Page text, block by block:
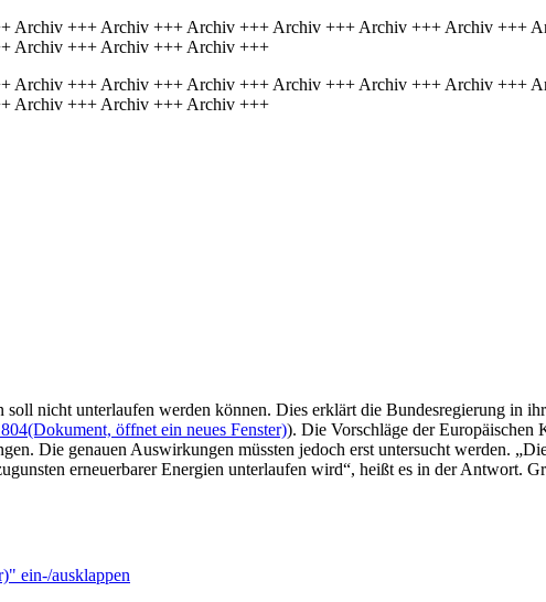
Archiv +++ Archiv +++ Archiv +++ Archiv +++ Archiv +++ Archiv +++
Archiv +++ Archiv +++ Archiv +++
Archiv +++ Archiv +++ Archiv +++ Archiv +++ Archiv +++ Archiv +++
Archiv +++ Archiv +++ Archiv +++
nicht unterlaufen werden können. Dies erklärt die Bundesregierung in
(Dokument, öffnet ein neues Fenster)). Die Vorschläge der Europäischen
Die genauen Auswirkungen müssten jedoch erst untersucht werden.
erneuerbarer Energien unterlaufen wird“, heißt es in der Antwort.
ein-/ausklappen